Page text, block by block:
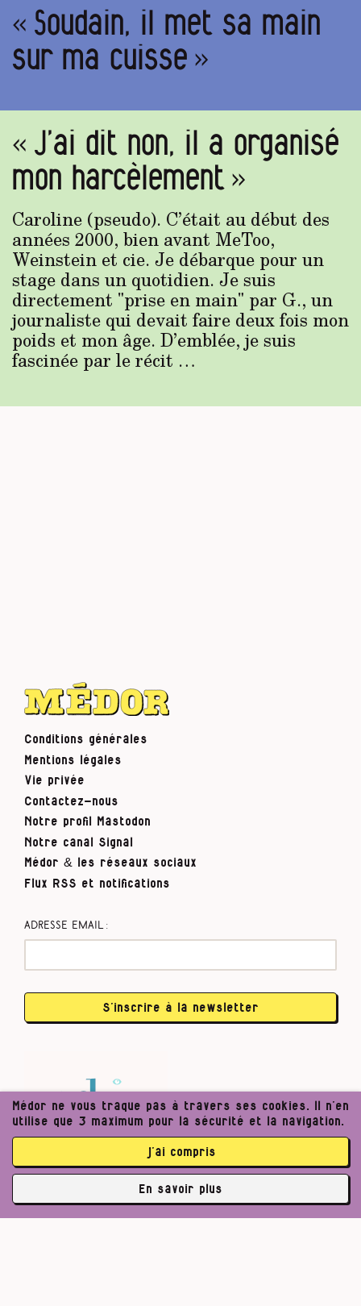
« Soudain, il met sa main
sur ma cuisse »
« J’ai dit non, il a organisé
mon harcèlement »
Caroline (pseudo). C’était au début des
années 2000, bien avant MeToo,
Weinstein et cie. Je débarque pour un
stage dans un quotidien. Je suis
directement "prise en main" par G., un
journaliste qui devait faire deux fois mon
poids et mon âge. D’emblée, je suis
fascinée par le récit …
Conditions générales
Mentions légales
Vie privée
Contactez-nous
Notre profil Mastodon
Notre canal Signal
Médor & les réseaux sociaux
Flux RSS et notifications
Adresse email :
S’inscrire à la newsletter
Médor ne vous traque pas à travers ses cookies. Il n’en
utilise que 3 maximum pour la sécurité et la navigation.
j’ai compris
En savoir plus